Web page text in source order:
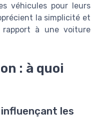
véhicules pour leurs
la simplicité et
à une voiture
: à quoi
les